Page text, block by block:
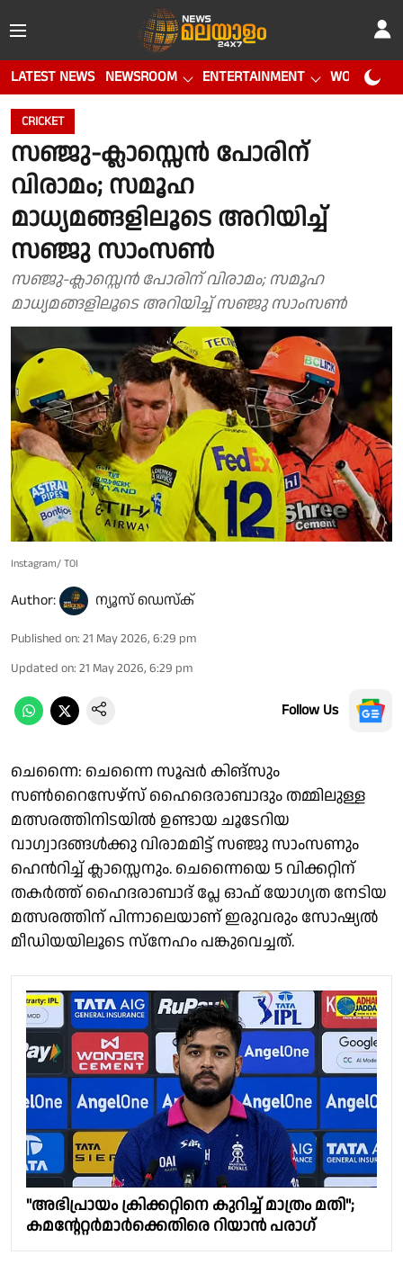
LATEST NEWS NEWSROOM ENTERTAINMENT WORLD CUP
CRICKET
സഞ്ജു-ക്ലാസ്സെൻ പോരിന്
വിരാമം; സമൂഹ
മാധ്യമങ്ങളിലൂടെ അറിയിച്ച്
സഞ്ജു സാംസൺ
സഞ്ജു-ക്ലാസ്സെൻ പോരിന് വിരാമം; സമൂഹ
മാധ്യമങ്ങളിലൂടെ അറിയിച്ച് സഞ്ജു സാംസൺ
Instagram/ TOI
Author: ന്യൂസ് ഡെസ്ക്
Published on: 21 May 2026, 6:29 pm
Updated on: 21 May 2026, 6:29 pm
Follow Us
ചെന്നൈ: ചെന്നൈ സൂപ്പർ കിങ്‌സും
സൺറൈസേഴ്‌സ് ഹൈദെരാബാദും തമ്മിലുള്ള
മത്സരത്തിനിടയിൽ ഉണ്ടായ ചൂടേറിയ
വാഗ്വാദങ്ങൾക്കു വിരാമമിട്ട് സഞ്ജു സാംസണും
ഹെൻറിച്ച് ക്ലാസ്സെനും. ചെന്നൈയെ 5 വിക്കറ്റിന്
തകർത്ത്‌ ഹൈദരാബാദ് പ്ലേ ഓഫ് യോഗ്യത നേടിയ
മത്സരത്തിന് പിന്നാലെയാണ് ഇരുവരും സോഷ്യൽ
മീഡിയയിലൂടെ സ്നേഹം പങ്കുവെച്ചത്.
"അഭിപ്രായം ക്രിക്കറ്റിനെ കുറിച്ച് മാത്രം മതി";
കമന്റേറ്റർമാർക്കെതിരെ റിയാൻ പരാഗ്